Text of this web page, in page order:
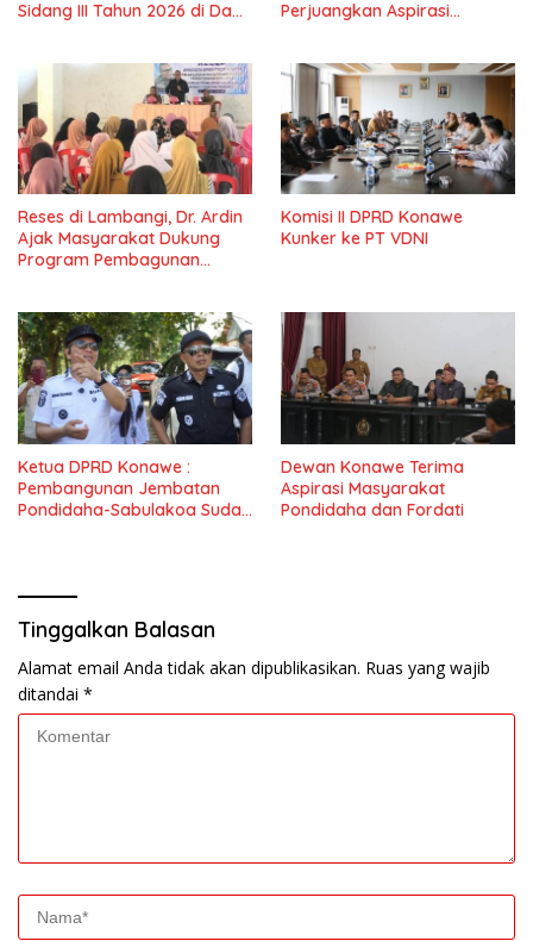
Sidang III Tahun 2026 di Dapil
Perjuangkan Aspirasi
Reses di Lambangi, Dr. Ardin
Ajak Masyarakat Dukung
Program Pembagunan
Komisi II DPRD Konawe
Kunker ke PT VDNI
Ketua DPRD Konawe :
Pembangunan Jembatan
Pondidaha-Sabulakoa Sudah
Dewan Konawe Terima
Aspirasi Masyarakat
Pondidaha dan Fordati
Tinggalkan Balasan
Alamat email Anda tidak akan dipublikasikan. Ruas yang wajib
ditandai *